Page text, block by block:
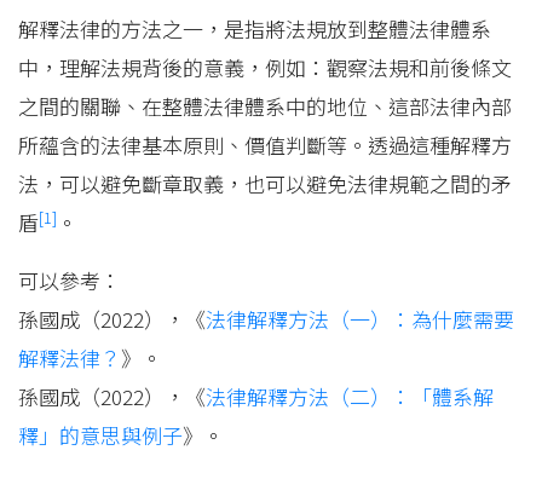
解釋法律的方法之一，是指將法規放到整體法律體系
中，理解法規背後的意義，例如：觀察法規和前後條文
之間的關聯、在整體法律體系中的地位、這部法律內部
所蘊含的法律基本原則、價值判斷等。透過這種解釋方
法，可以避免斷章取義，也可以避免法律規範之間的矛
盾[1] 。
可以參考：
孫國成（2022），《法律解釋方法（一）：為什麼需要
解釋法律？ 》。
孫國成（2022），《法律解釋方法（二）：「體系解
釋」的意思與例子》。